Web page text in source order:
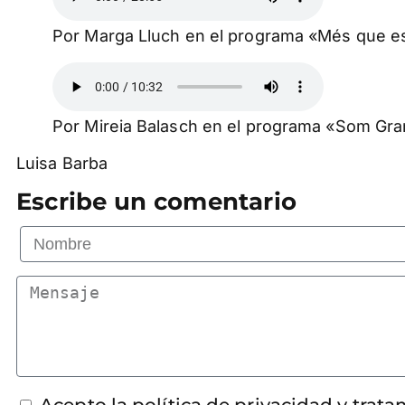
Por Marga Lluch en el programa «Més que
Por Mireia Balasch en el programa «Som
Luisa Barba
Escribe un comentario